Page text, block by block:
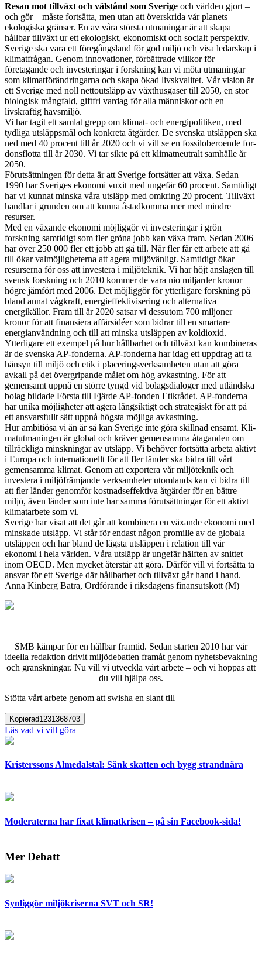
Resan mot tillväxt och välstånd som Sverige och världen gjort –
och gör – måste fortsätta, men utan att överskrida vår planets
ekologiska gränser. En av våra största utmaningar är att skapa
hållbar tillväxt ur ett ekologiskt, ekonomiskt och socialt perspektiv.
Sverige ska vara ett föregångsland för god miljö och visa ledarskap i
klimatfrågan. Genom innovationer, förbättrade villkor för
företagande och investeringar i forskning kan vi möta utmaningar
som klimatförändringarna och skapa ökad livskvalitet. Vår vision är
ett Sverige med noll nettoutsläpp av växthusgaser till 2050, en stor
biologisk mångfald, giftfri vardag för alla människor och en
livskraftig havsmiljö.
Vi har tagit ett samlat grepp om klimat- och ener­gi­po­li­tiken, med
tydliga ut­släpps­mål och konkreta åtgärder. De svenska utsläppen ska
ned med 40 procent till år 2020 och vi vill se en fos­si­lo­be­ro­en­de for­
dons­flot­ta till år 2030. Vi tar sikte på ett kli­mat­ne­utralt samhälle år
2050.
Förutsättningen för detta är att Sverige fortsätter att växa. Sedan
1990 har Sveriges ekonomi vuxit med ungefär 60 procent. Samtidigt
har vi kunnat minska våra utsläpp med omkring 20 procent. Tillväxt
handlar i grunden om att kunna åstadkomma mer med mindre
resurser.
Med en växande ekonomi möjliggör vi investeringar i grön
forskning samtidigt som fler gröna jobb kan växa fram. Sedan 2006
har över 250 000 fler ett jobb att gå till. När fler får ett arbete att gå
till ökar valmöjligheterna att agera miljövänligt. Samtidigt ökar
resurserna för oss att investera i miljöteknik. Vi har höjt anslagen till
svensk forskning och 2010 kommer de vara nio miljarder kronor
högre jämfört med 2006. Det möjliggör för ytterligare forskning på
bland annat vågkraft, energieffektivisering och alternativa
energikällor. Fram till år 2020 satsar vi dessutom 700 miljoner
kronor för att finansiera affärsidéer som bidrar till en smartare
energianvändning och till att minska utsläppen av koldioxid.
Ytterligare ett exempel på hur hållbarhet och tillväxt kan kombineras
är de svenska AP-fonderna. AP-fonderna har idag ett uppdrag att ta
hänsyn till miljö och etik i placeringsverksamheten utan att göra
avkall på det övergripande målet om hög avkastning. För att
gemensamt uppnå en större tyngd vid bolagsdialoger med utländska
bolag bildade Första till Fjärde AP-fonden Etikrådet. AP-fonderna
har unika möjligheter att agera långsiktigt och strategiskt för att på
ett ansvarsfullt sätt uppnå högsta möjliga avkastning.
Hur ambitiösa vi än är så kan Sverige inte göra skillnad ensamt. Kli­
ma­tut­ma­ning­en är global och kräver gemensamma åtaganden om
till­räck­li­ga minsk­ning­ar av utsläpp. Vi behöver fortsätta arbeta aktivt
i Europa och internationellt för att fler länder ska bidra till vårt
gemensamma klimat. Genom att exportera vår miljöteknik och
investera i miljöfrämjande verksamheter utomlands kan vi bidra till
att fler länder genomför kostnadseffektiva åtgärder för en bättre
miljö, även länder som inte har samma förutsättningar för ett aktivt
klimatarbete som vi.
Sverige har visat att det går att kombinera en växande ekonomi med
minskade utsläpp. Vi står för endast någon promille av de globala
utsläppen och har bland de lägsta utsläppen i relation till vår
ekonomi i hela världen. Våra utsläpp är ungefär hälften av snittet
inom OECD. Men mycket återstår att göra. Därför vill vi fortsätta ta
ansvar för ett Sverige där hållbarhet och tillväxt går hand i hand.
Anna Kinberg Batra, Ordförande i riksdagens finansutskott (M)
SMB kämpar för en hållbar framtid. Sedan starten 2010 har vår
ideella redaktion drivit miljödebatten framåt genom nyhetsbevakning
och granskningar. Nu vill vi utveckla vårt arbete – och vi hoppas att
du vill hjälpa oss.
Stötta vårt arbete genom att swisha en slant till
Kopierad1231368703
Läs vad vi vill göra
Kristerssons Almedalstal: Sänk skatten och bygg strandnära
Moderaterna har fixat klimatkrisen – på sin Facebook-sida!
Mer Debatt
Synliggör miljökriserna SVT och SR!